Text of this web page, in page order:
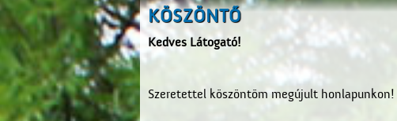
KÖSZÖNTŐ
Kedves Látogató!
Szeretettel köszöntöm megújult honlapunkon!